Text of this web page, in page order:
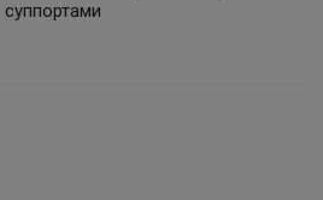
суппортами